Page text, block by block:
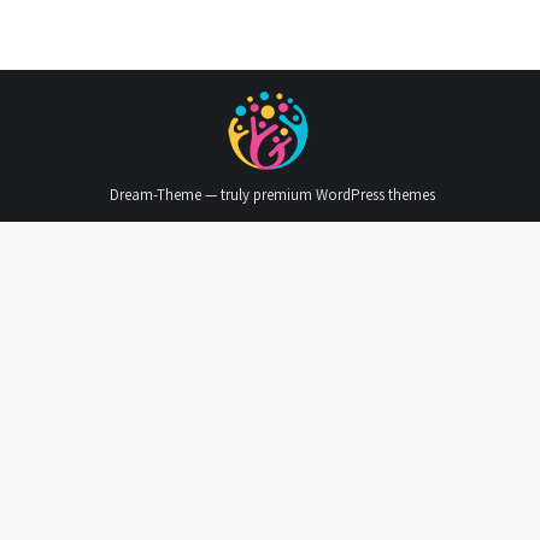
Dream-Theme — truly premium WordPress themes